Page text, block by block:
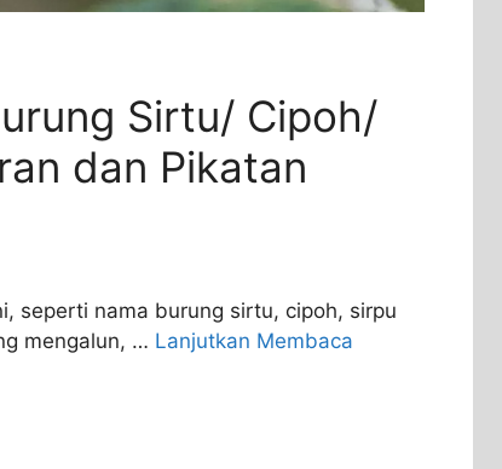
Sirtu/ Cipoh/
dan Pikatan
seperti nama burung sirtu, cipoh, sirpu
mengalun, … Lanjutkan Membaca